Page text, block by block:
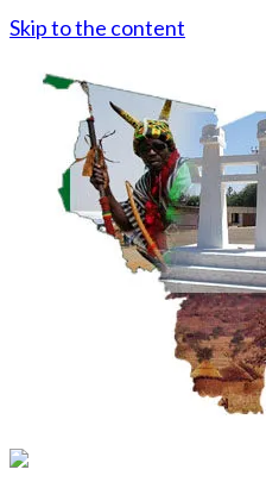
Skip to the content